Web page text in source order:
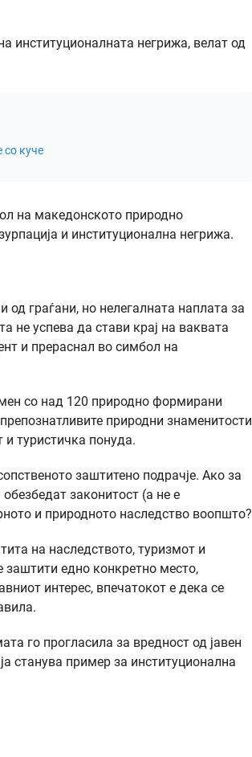
со куче
на македонското природно
и институционална негрижа.
граѓани, но нелегалната наплата за
не успева да стави крај на ваквата
и прераснал во симбол на
со над 120 природно формирани
природни знаменитости
туристичка понуда.
заштитено подрачје. Ако за
законитост (а не е
и природното наследство воопшто?
на наследството, туризмот и
заштити едно конкретно место,
интерес, впечатокот е дека се
го прогласила за вредност од јавен
станува пример за институционална